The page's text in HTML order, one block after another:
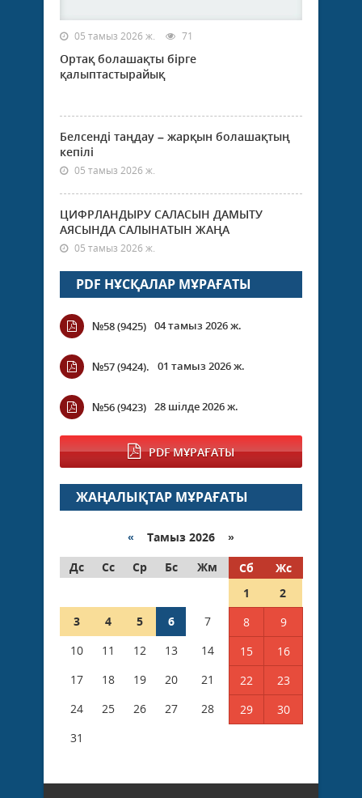
05 тамыз 2026 ж. 71
Ортақ болашақты бірге
қалыптастырайық
Белсенді таңдау – жарқын болашақтың
кепілі
05 тамыз 2026 ж.
ЦИФРЛАНДЫРУ САЛАСЫН ДАМЫТУ
АЯСЫНДА САЛЫНАТЫН ЖАҢА
05 тамыз 2026 ж.
PDF НҰСҚАЛАР МҰРАҒАТЫ
№58 (9425) 04 тамыз 2026 ж.
№57 (9424). 01 тамыз 2026 ж.
№56 (9423) 28 шілде 2026 ж.
PDF МҰРАҒАТЫ
ЖАҢАЛЫҚТАР МҰРАҒАТЫ
« Тамыз 2026 »
Дс
Сс Ср Бс Жм Сб
Жс
1
2
3
4 5 6 7 8
9
10
11 12 13 14 15
16
17
18 19 20 21 22
23
24
25 26 27 28 29
30
31